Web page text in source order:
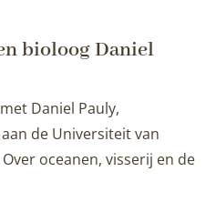
bioloog Daniel
Daniel Pauly,
de Universiteit van
oceanen, visserij en de